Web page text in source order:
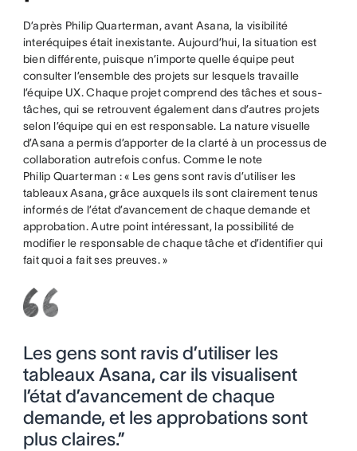
D’après Philip Quarterman, avant Asana, la visibilité
interéquipes était inexistante. Aujourd’hui, la situation est
bien différente, puisque n’importe quelle équipe peut
consulter l’ensemble des projets sur lesquels travaille
l’équipe UX. Chaque projet comprend des tâches et sous-
tâches, qui se retrouvent également dans d’autres projets
selon l’équipe qui en est responsable. La nature visuelle
d’Asana a permis d’apporter de la clarté à un processus de
collaboration autrefois confus. Comme le note
Philip Quarterman : « Les gens sont ravis d’utiliser les
tableaux Asana, grâce auxquels ils sont clairement tenus
informés de l’état d’avancement de chaque demande et
approbation. Autre point intéressant, la possibilité de
modifier le responsable de chaque tâche et d’identifier qui
fait quoi a fait ses preuves. »
Les gens sont ravis d’utiliser les
tableaux Asana, car ils visualisent
l’état d’avancement de chaque
demande, et les approbations sont
plus claires.”